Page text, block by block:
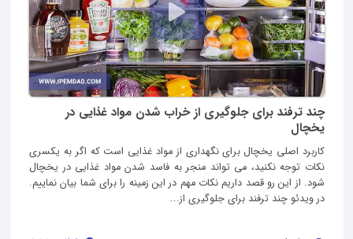
چند ترفند برای جلوگیری از خراب شدن مواد غذایی در
یخچال
کاربرد اصلی یخچال برای نگهداری از مواد غذایی است که اگر به یکسری
نکات توجه نکنید، می تواند منجر به فاسد شدن مواد غذایی در یخچال
شود. از این رو قصد داریم نکات مهم در این زمینه را برای شما بیان نماییم.
در ویدئو چند ترفند برای جلوگیری از...